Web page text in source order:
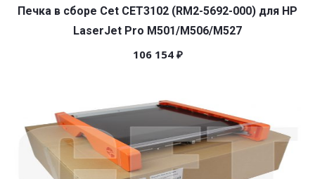
Печка в сборе Cet CET3102 (RM2-5692-000) для HP
LaserJet Pro M501/M506/M527
106 154 ₽